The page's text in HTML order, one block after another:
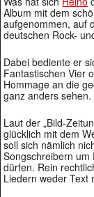
Album mit dem
aufgenommen, auf
deutschen Rock-
Dabei bediente er
Fantastischen Vier
Hommage an die
ganz anders sehen.
Laut der „Bild-
glücklich mit dem
soll sich nämlich
Songschreibern
dürfen. Rein
Liedern weder Text